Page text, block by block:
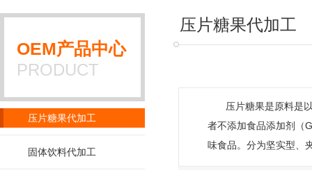
OEM产品中心
PRODUCT
压片糖果代加工
固体饮料代加工
压片糖果代加工
压片糖果是原料是
者不添加食品添加剂（
味食品。分为坚实型、